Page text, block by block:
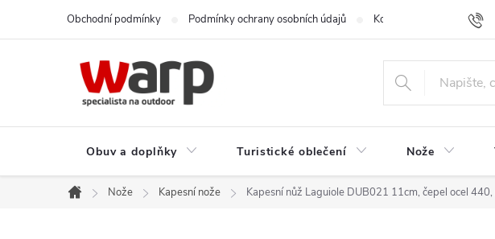
Obchodní podmínky Podmínky ochrany osobních údajů Kontakty Doprava
Obuv a doplňky Turistické oblečení Nože
Domů
Nože Kapesní nože Kapesní nůž Laguiole DUB021 11cm, čepel ocel